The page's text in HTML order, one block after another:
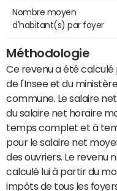
Nombre moyen
d'habitant(s) par foyer
Méthodologie
Ce revenu a été calculé
de l'Insee et du
commune. Le salaire
du salaire net horaire
temps complet et à
pour le salaire net
des ouvriers. Le revenu
calculé lui à partir du
impôts de tous les